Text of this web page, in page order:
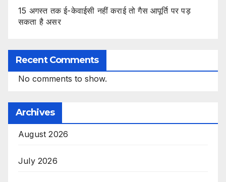
15 अगस्त तक ई-केवाईसी नहीं कराई तो गैस आपूर्ति पर पड़
सकता है असर
Recent Comments
No comments to show.
Archives
August 2026
July 2026